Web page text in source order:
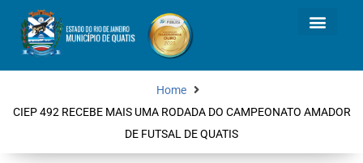
Home
CIEP 492 RECEBE MAIS UMA RODADA DO CAMPEONATO AMADOR
DE FUTSAL DE QUATIS